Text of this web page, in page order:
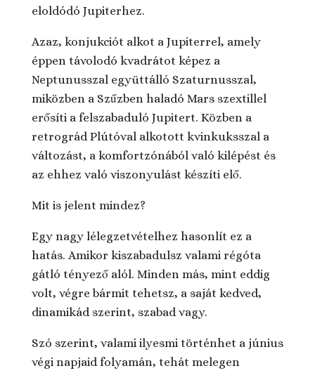
eloldódó Jupiterhez.
Azaz, konjukciót alkot a Jupiterrel, amely
éppen távolodó kvadrátot képez a
Neptunusszal együttálló Szaturnusszal,
miközben a Szűzben haladó Mars szextillel
erősíti a felszabaduló Jupitert. Közben a
retrográd Plútóval alkotott kvinkuksszal a
változást, a komfortzónából való kilépést és
az ehhez való viszonyulást készíti elő.
Mit is jelent mindez?
Egy nagy lélegzetvételhez hasonlít ez a
hatás. Amikor kiszabadulsz valami régóta
gátló tényező alól. Minden más, mint eddig
volt, végre bármit tehetsz, a saját kedved,
dinamikád szerint, szabad vagy.
Szó szerint, valami ilyesmi történhet a június
végi napjaid folyamán, tehát melegen